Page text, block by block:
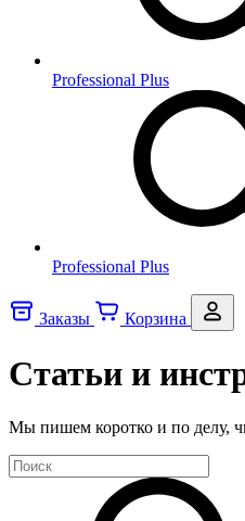
Professional Plus
Professional Plus
Заказы Корзина
Статьи и
Мы пишем коротко и по делу,